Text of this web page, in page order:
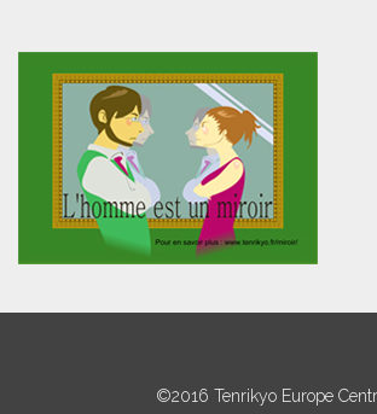
©2016 Tenrikyo Europe